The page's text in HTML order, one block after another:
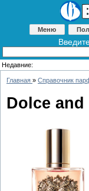
Меню
Недавние:
Главная » Справочник
Dolce and